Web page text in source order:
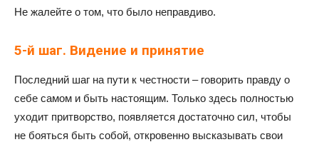
Не жалейте о том, что было неправдиво.
5-й шаг. Видение и принятие
Последний шаг на пути к честности – говорить правду о
себе самом и быть настоящим. Только здесь полностью
уходит притворство, появляется достаточно сил, чтобы
не бояться быть собой, откровенно высказывать свои